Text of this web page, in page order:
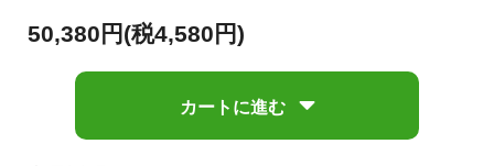
50,380円(税4,580円)
カートに進む